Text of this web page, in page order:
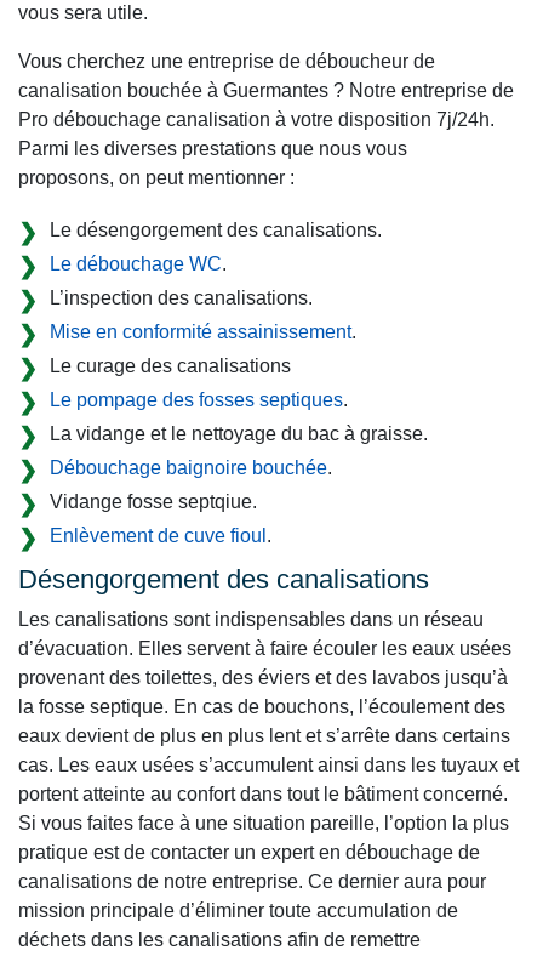
vous sera utile.
Vous cherchez une entreprise de déboucheur de
canalisation bouchée à Guermantes ? Notre entreprise de
Pro débouchage canalisation à votre disposition 7j/24h.
Parmi les diverses prestations que nous vous
proposons, on peut mentionner :
Le désengorgement des canalisations.
Le débouchage WC.
L’inspection des canalisations.
Mise en conformité assainissement.
Le curage des canalisations
Le pompage des fosses septiques.
La vidange et le nettoyage du bac à graisse.
Débouchage baignoire bouchée.
Vidange fosse septqiue.
Enlèvement de cuve fioul .
Désengorgement des canalisations
Les canalisations sont indispensables dans un réseau
d’évacuation. Elles servent à faire écouler les eaux usées
provenant des toilettes, des éviers et des lavabos jusqu’à
la fosse septique. En cas de bouchons, l’écoulement des
eaux devient de plus en plus lent et s’arrête dans certains
cas. Les eaux usées s’accumulent ainsi dans les tuyaux et
portent atteinte au confort dans tout le bâtiment concerné.
Si vous faites face à une situation pareille, l’option la plus
pratique est de contacter un expert en débouchage de
canalisations de notre entreprise. Ce dernier aura pour
mission principale d’éliminer toute accumulation de
déchets dans les canalisations afin de remettre